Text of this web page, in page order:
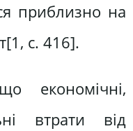
приблизно на
с. 416].
економічні,
втрати від